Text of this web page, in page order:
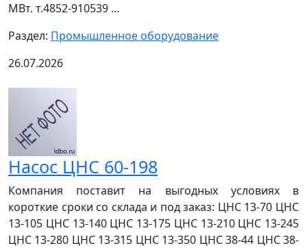
МВт. т.4852-910539 ...
Раздел: Промышленное оборудование
26.07.2026
Насос ЦНС 60-198
Компания поставит на выгодных условиях в
короткие сроки со склада и под заказ: ЦНС 13-70 ЦНС
13-105 ЦНС 13-140 ЦНС 13-175 ЦНС 13-210 ЦНС 13-245
ЦНС 13-280 ЦНС 13-315 ЦНС 13-350 ЦНС 38-44 ЦНС 38-